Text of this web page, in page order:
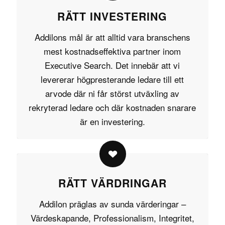
RÄTT INVESTERING
Addilons mål är att alltid vara branschens
mest kostnadseffektiva partner inom
Executive Search. Det innebär att vi
levererar högpresterande ledare till ett
arvode där ni får störst utväxling av
rekryterad ledare och där kostnaden snarare
är en investering.
RÄTT VÄRDRINGAR
Addilon präglas av sunda värderingar–
Värdeskapande, Professionalism, Integritet,